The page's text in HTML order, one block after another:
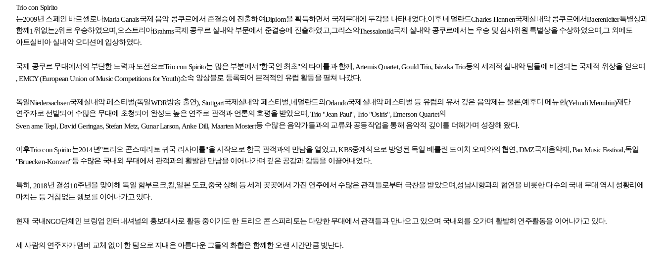
Trio con Spirito
는2009년 스페인 바르셀로나Maria Canals국제 음악 콩쿠르에서 준결승에 진출하여Diplom을 획득하면서 국제무대에 두각을 나타내었다.이후 네덜란드Charles Hennen국제실내악 콩쿠르에서Baerenleiter특별상과
함께 1 위없는2위로 우승하였으며,오스트리아Brahms국제 콩쿠르 실내악 부문에서 준결승에 진출하였고,그리스의Thessaloniki국제 실내악 콩쿠르에서는 우승 및 심사위원 특별상을 수상하였으며,그 외에도
아트실비아 실내악 오디션에 입상하였다.
국제 콩쿠르 무대에서의 부단한 노력과 도전으로Trio con Spirito는 많은 부분에서"한국인 최초"의 타이틀과 함께, Artemis Quartet, Gould Trio, Isizaka Trio등의 세계적 실내악 팀들에 비견되는 국제적 위상을 얻으며
, EMCY (European Union of Music Competitions for Youth)소속 앙상블로 등록되어 본격적인 유럽 활동을 펼쳐 나갔다.
독일Niedersachsen국제실내악 페스티벌(독일WDR방송 출연), Stuttgart국제실내악 페스티벌,네덜란드의Orlando국제실내악 페스티벌 등 유럽의 유서 깊은 음악제는 물론,예후디 메뉴힌 (Yehudi Menuhin)재단
연주자로 선발되어 수많은 무대에 초청되어 완성도 높은 연주로 관객과 언론의 호평을 받았으며, Trio "Jean Paul", Trio "Osiris", Emerson Quartet의
Sven ame Tepl, David Geringas, Stefan Metz, Gunar Larson, Anke Dill, Maarten Mostert등 수많은 음악가들과의 교류와 공동작업을 통해 음악적 깊이를 더해가며 성장해 왔다.
이후Trio con Spirito는2014년"트리오 콘스피리토 귀국 리사이틀"을 시작으로 한국 관객과의 만남을 열었고, KBS중계석으로 방영된 독일 베를린 도이치 오퍼와의 협연 , DMZ국제음악제 , Pan Music Festival,독일
"Bruecken-Konzert"등 수많은 국내외 무대에서 관객과의 활발한 만남을 이어나가며 깊은 공감과 감동을 이끌어내었다.
특히 , 2018년 결성10주년을 맞이해 독일 함부르크,킬,일본 도쿄,중국 상해 등 세계 곳곳에서 가진 연주에서 수많은 관객들로부터 극찬을 받았으며,성남시향과의 협연을 비롯한 다수의 국내 무대 역시 성황리에
마치는 등 거침없는 행보를 이어나가고 있다.
현재 국내NGO단체인 브링업 인터내셔널의 홍보대사로 활동 중이기도 한 트리오 콘 스피리토는 다양한 무대에서 관객들과 만나오고 있으며 국내외를 오가며 활발히 연주활동을 이어나가고 있다.
세 사람의 연주자가 멤버 교체 없이 한 팀으로 지내온 아름다운 그들의 화합은 함께한 오랜 시간만큼 빛난다.